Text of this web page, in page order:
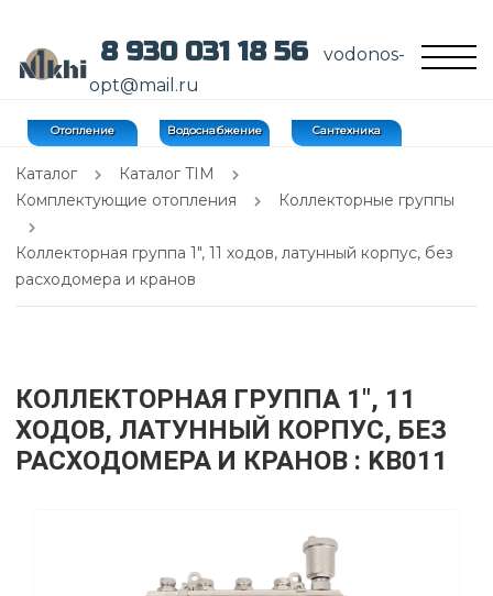
8 930 031 18 56
vodonos-
opt@mail.ru
Отопление Водоснабжение Сантехника
Каталог
Каталог TIM
Комплектующие отопления
Коллекторные группы
Коллекторная группа 1", 11 ходов, латунный корпус, без
расходомера и кранов
КОЛЛЕКТОРНАЯ ГРУППА 1", 11
ХОДОВ, ЛАТУННЫЙ КОРПУС, БЕЗ
РАСХОДОМЕРА И КРАНОВ : KB011